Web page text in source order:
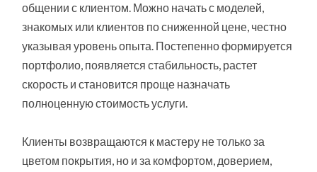
общении с клиентом. Можно начать с моделей,
знакомых или клиентов по сниженной цене, честно
указывая уровень опыта. Постепенно формируется
портфолио, появляется стабильность, растет
скорость и становится проще назначать
полноценную стоимость услуги.
Клиенты возвращаются к мастеру не только за
цветом покрытия, но и за комфортом, доверием,